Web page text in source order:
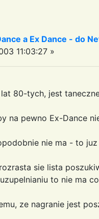
a Ex Dance - do
11:03:27 »
80-tych, jest
na pewno Ex-Dance
nie ma - to juz
sie lista
to nie ma
ze nagranie jest